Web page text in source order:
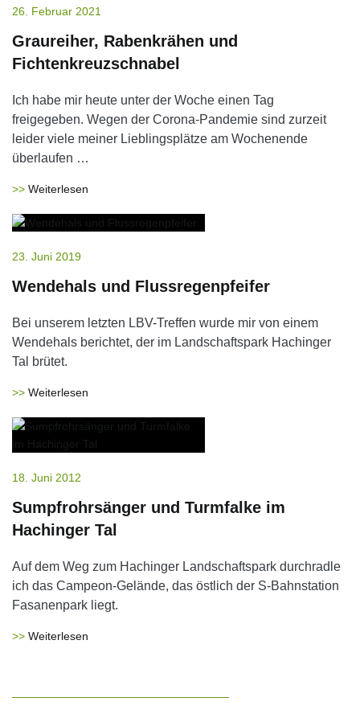
26. Februar 2021
Graureiher, Rabenkrähen und
Fichtenkreuzschnabel
Ich habe mir heute unter der Woche einen Tag
freigegeben. Wegen der Corona-Pandemie sind zurzeit
leider viele meiner Lieblingsplätze am Wochenende
überlaufen …
Weiterlesen
23. Juni 2019
Wendehals und Flussregenpfeifer
Bei unserem letzten LBV-Treffen wurde mir von einem
Wendehals berichtet, der im Landschaftspark Hachinger
Tal brütet.
Weiterlesen
18. Juni 2012
Sumpfrohrsänger und Turmfalke im
Hachinger Tal
Auf dem Weg zum Hachinger Landschaftspark durchradle
ich das Campeon-Gelände, das östlich der S-Bahnstation
Fasanenpark liegt.
Weiterlesen